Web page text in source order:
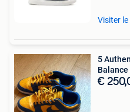
Visiter
5
Balance
€